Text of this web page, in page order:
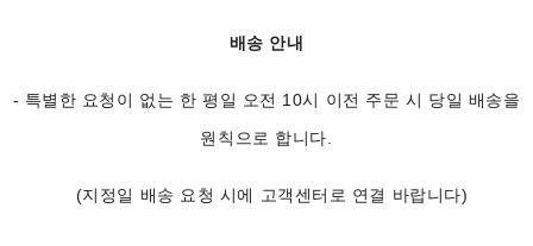
배송 안내
- 특별한 요청이 없는 한 평일 오전 10시 이전 주문 시 당일 배송을
원칙으로 합니다.
(지정일 배송 요청 시에 고객센터로 연결 바랍니다)